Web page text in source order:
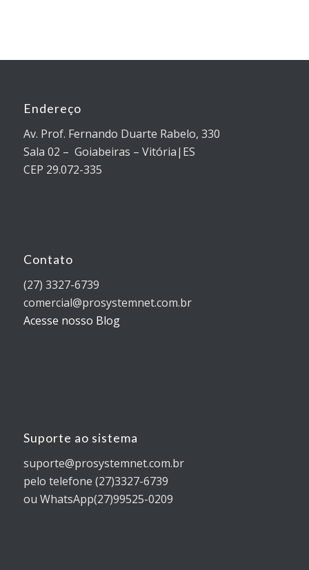
Endereço
Av. Prof. Fernando Duarte Rabelo, 330
Sala 02 – Goiabeiras – Vitória|ES
CEP 29.072-335
Contato
(27) 3327-6739
comercial@prosystemnet.com.br
Acesse nosso Blog
Suporte ao sistema
suporte@prosystemnet.com.br
pelo telefone (27)3327-6739
ou WhatsApp(27)99525-0209